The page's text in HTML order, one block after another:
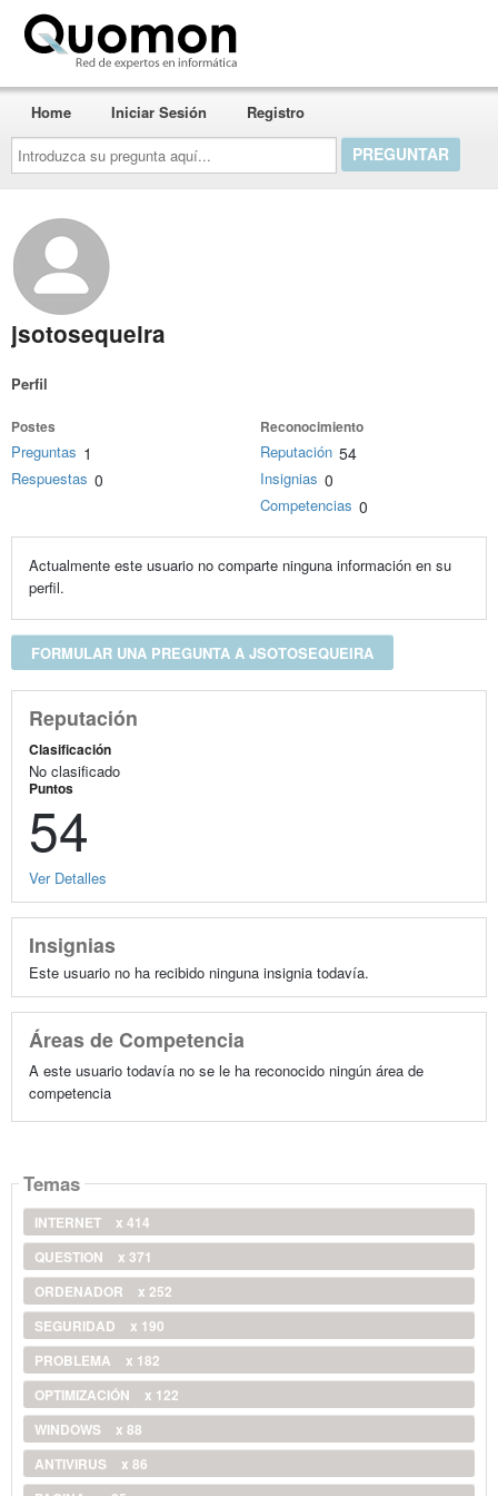
Introduzca
su
pregunta
aquí...
Home Iniciar Sesión Registro
jsotosequeira
Perfil
Postes
Preguntas 1
Respuestas 0
Reconocimiento
Reputación 54
Insignias 0
Competencias 0
Actualmente este usuario no comparte ninguna información en su
perfil.
FORMULAR UNA PREGUNTA A JSOTOSEQUEIRA
Reputación
Clasificación
No clasificado
Puntos
54
Ver Detalles
Insignias
Este usuario no ha recibido ninguna insignia todavía.
Áreas de Competencia
A este usuario todavía no se le ha reconocido ningún área de
competencia
Temas
INTERNET
x 414
QUESTION
x 371
ORDENADOR
x 252
SEGURIDAD
x 190
PROBLEMA
x 182
OPTIMIZACIÓN
x 122
WINDOWS
x 88
ANTIVIRUS
x 86